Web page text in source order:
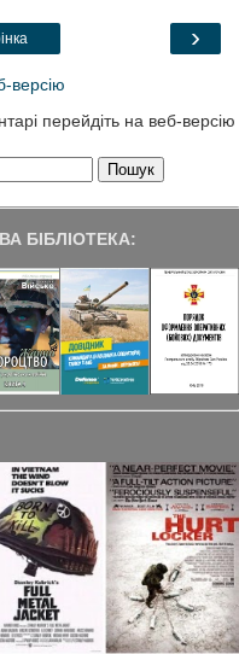
›
версію
перейдіть на веб-версію
БІБЛІОТЕКА: